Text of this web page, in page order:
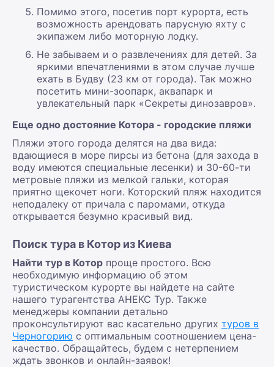
Помимо этого, посетив порт курорта, есть
возможность арендовать парусную яхту с
экипажем либо моторную лодку.
Не забываем и о развлечениях для детей. За
яркими впечатлениями в этом случае лучше
ехать в Будву (23 км от города). Так можно
посетить мини-зоопарк, аквапарк и
увлекательный парк «Секреты динозавров».
Еще одно достояние Котора - городские пляжи
Пляжи этого города делятся на два вида:
вдающиеся в море пирсы из бетона (для захода в
воду имеются специальные лесенки) и 30-60-ти
метровые пляжи из мелкой гальки, которая
приятно щекочет ноги. Которский пляж находится
неподалеку от причала с паромами, откуда
открывается безумно красивый вид.
Поиск тура в Котор из Киева
Найти тур в Котор проще простого. Всю
необходимую информацию об этом
туристическом курорте вы найдете на сайте
нашего турагентства АНЕКС Тур. Также
менеджеры компании детально
проконсультируют вас касательно других туров в
Черногорию с оптимальным соотношением цена-
качество. Обращайтесь, будем с нетерпением
ждать звонков и онлайн-заявок!